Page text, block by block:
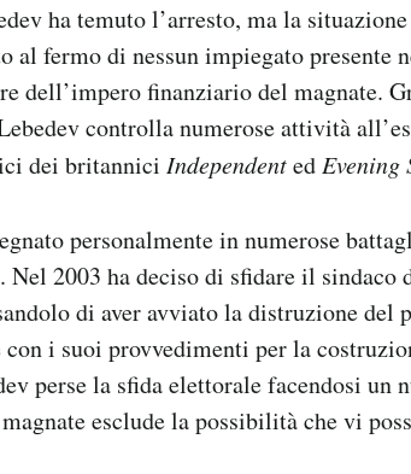
ha temuto l’arresto, ma la
al fermo di nessun impiegato presente
dell’impero finanziario del magnate.
controlla numerose attività
dei britannici Independented Evening
personalmente in numerose
2003 ha deciso di sfidare il sindaco
di aver avviato la distruzione del
i suoi provvedimenti per la
perse la sfida elettorale facendosi un
esclude la possibilità che vi